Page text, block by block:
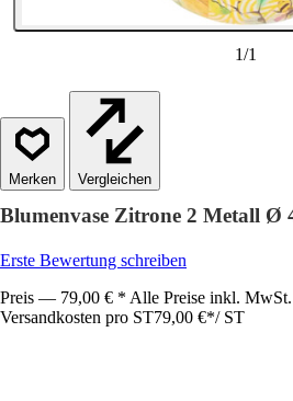
1/1
Vergleichen
Blumenvase Zitrone 2 Metall Ø
Erste Bewertung schreiben
Preis — 79,00 € * Alle Preise inkl.
Versandkosten pro ST79,00 €*/ ST